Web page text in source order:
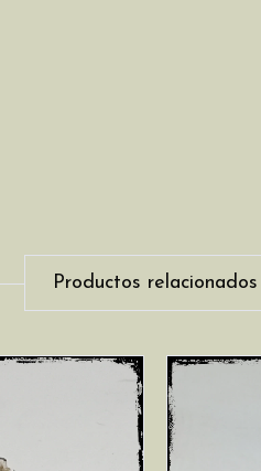
Productos relacionados